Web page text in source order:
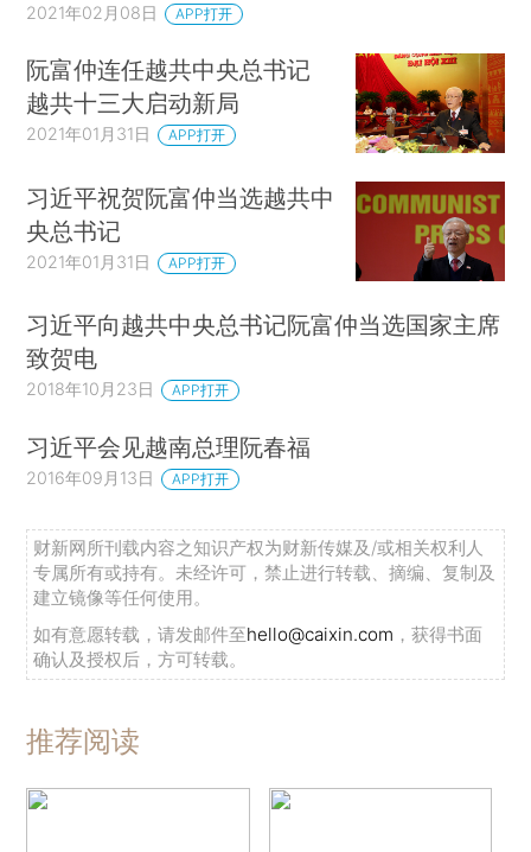
2021年02月08日 APP打开
阮富仲连任越共中央总书记
越共十三大启动新局
2021年01月31日 APP打开
习近平祝贺阮富仲当选越共中
央总书记
2021年01月31日 APP打开
习近平向越共中央总书记阮富仲当选国家主席
致贺电
2018年10月23日 APP打开
习近平会见越南总理阮春福
2016年09月13日 APP打开
财新网所刊载内容之知识产权为财新传媒及/或相关权利人
专属所有或持有。未经许可，禁止进行转载、摘编、复制及
建立镜像等任何使用。
如有意愿转载，请发邮件至hello@caixin.com ，获得书面
确认及授权后，方可转载。
推荐阅读